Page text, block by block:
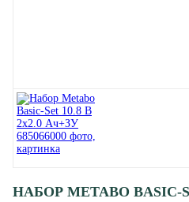
НАБОР METABO BASIC-